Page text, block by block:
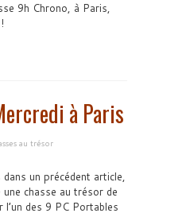
9h Chrono, à Paris,
à Paris
au trésor
dans un précédent article,
une chasse au trésor de
des 9 PC Portables